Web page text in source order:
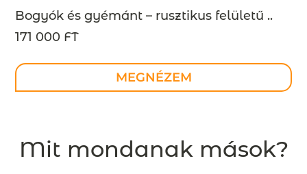
Bogyók és gyémánt – rusztikus felületű ..
171 000 FT
MEGNÉZEM
Mit mondanak mások?